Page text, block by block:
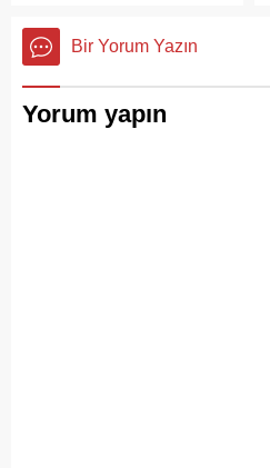
Bir Yorum Yazın
Yorum yapın